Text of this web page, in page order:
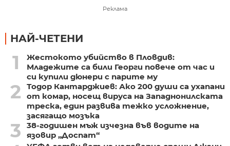
Реклама
НАЙ-ЧЕТЕНИ
1
Жестокото убийство в Пловдив:
Младежите са били Георги повече от час и
си купили дюнери с парите му
2
Тодор Кантарджиев: Ако 200 души са ухапани
от комар, носещ вируса на Западнонилската
треска, един развива тежко усложнение,
засягащо мозъка
3
38-годишен мъж изчезна във водите на
язовир „Доспат“